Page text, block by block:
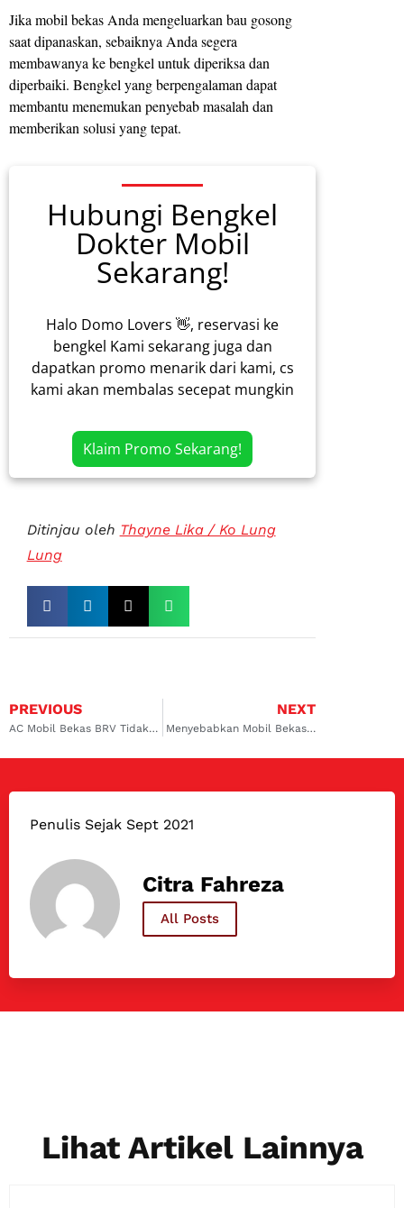
Jika mobil bekas Anda mengeluarkan bau gosong
saat dipanaskan, sebaiknya Anda segera
membawanya ke bengkel untuk diperiksa dan
diperbaiki. Bengkel yang berpengalaman dapat
membantu menemukan penyebab masalah dan
memberikan solusi yang tepat.
Hubungi Bengkel
Dokter Mobil
Sekarang!
Halo Domo Lovers 👋, reservasi ke
bengkel Kami sekarang juga dan
dapatkan promo menarik dari kami, cs
kami akan membalas secepat mungkin
Klaim Promo Sekarang!
Ditinjau oleh Thayne Lika / Ko Lung
Lung
PREVIOUS
AC Mobil Bekas BRV Tidak Dingin, Apa Penyebab dan Solusinya?
NEXT
Menyebabkan Mobil Bekas Bau Gosong Saat Tanjakan ?
Penulis Sejak Sept 2021
Citra Fahreza
All Posts
Lihat Artikel Lainnya